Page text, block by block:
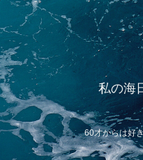
私の海
60才からは好